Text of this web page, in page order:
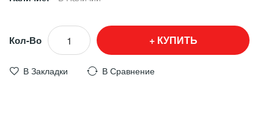
Кол-Во КУПИТЬ
В Закладки В Сравнение